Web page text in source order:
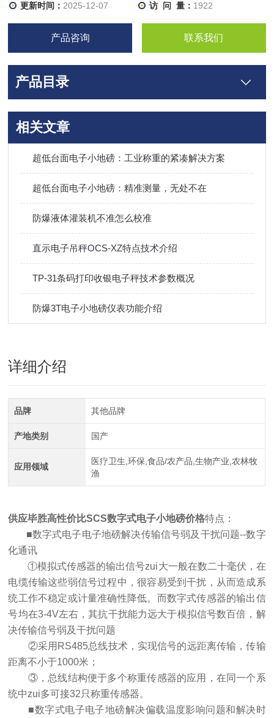
更新时间： 2025-12-07 访 问 量： 1922
产品咨询 联系我们
产品目录
相关文章
超低台面电子小地磅：工业称重的紧凑解决方案
超低台面电子小地磅：精准测量，无处不在
防爆液体灌装机不准怎么校准
直示电子吊秤OCS-XZ特点技术介绍
TP-31条码打印收银电子秤技术参数概况
防爆3T电子小地磅仪表功能介绍
详细介绍
品牌 其他品牌
产地类别 国产
应用领域
医疗卫生,环保,食品/农产品,生物产业,农林牧
渔
供应毕胜高性价比SCS数字式电子小地磅价格特点：
■数字式电子电子地磅解决传输信号弱及干扰问题--数字
化通讯
①模拟式传感器的输出信号zui大一般在数二十毫伏，在
电缆传输这些弱信号过程中，很容易受到干扰，从而造成系
统工作不稳定或计量准确性降低。而数字式传感器的输出信
号均在3-4V左右，其抗干扰能力远大于模拟信号数百倍，解
决传输信号弱及干扰问题
②采用RS485总线技术，实现信号的远距离传输，传输
距离不小于1000米；
③，总线结构便于多个称重传感器的应用，在同一个系
统中zui多可接32只称重传感器。
■数字式电子电子地磅解决偏载温度影响问题和解决时